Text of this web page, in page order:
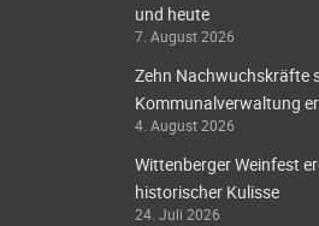
und heute
7. August 2026
Zehn Nachwuchskräfte
Kommunalverwaltung
4. August 2026
Wittenberger Weinfest
historischer Kulisse
24. Juli 2026